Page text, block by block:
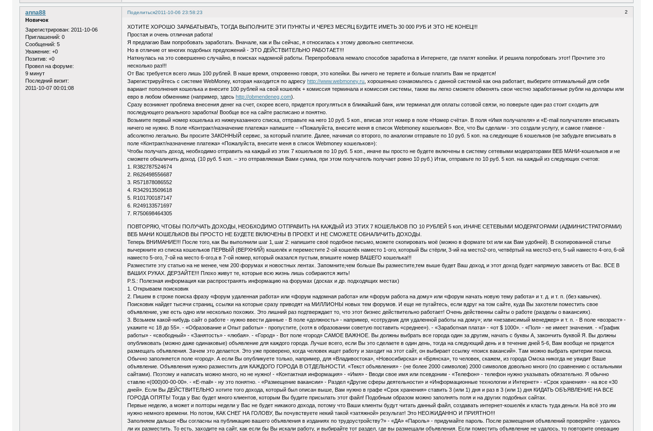
Поделиться 2
2011-10-06 23:58:23
anna88
Новичок
Зарегистрирован: 2011-10-06
Приглашений: 0
Сообщений: 5
Уважение: +0
Позитив: +0
Провел на форуме:
9 минут
Последний визит:
2011-10-07 00:01:08
ХОТИТЕ ХОРОШО ЗАРАБАТЫВАТЬ, ТОГДА ВЫПОЛНИТЕ ЭТИ ПУНКТЫ И ЧЕРЕЗ МЕСЯЦ БУДИТЕ ИМЕТЬ 30 000 РУБ И ЭТО НЕ КОНЕЦ!!!
Простая и очень отличная работа!
Я предлагаю Вам попробовать заработать. Вначале, как и Вы сейчас, я относилась к этому довольно скептически.
Но в отличие от многих подобных предложений - ЭТО ДЕЙСТВИТЕЛЬНО РАБОТАЕТ!!!
Наткнулась на это совершенно случайно‚ в поисках надомной работы. Перепробовала немало способов заработка в Интернете, где платят копейки. И решила попробовать этот! Прочтите это
несколько раз!!!
От Вас требуется всего лишь 100 рублей. В наше время, откровенно говоря, это копейки. Вы ничего не теряете и больше платить Вам не придется!
Зарегистрируйтесь с системе WebMoney, которая находится по адресуhttp://www.webmoney.ru , хорошенько ознакомьтесь с данной системой как она работает, выберите оптимальный для себя
вариант пополнения кошелька и внесите 100 рублей на свой кошелёк + комиссия терминала и комиссия системы, также вы легко сможете обменять свои честно заработанные рубли на доллары или
евро в любом обменнике (например, здесьhttp://obmendeneg.com).
Сразу возникнет проблема внесения денег на счет, скорее всего, придется прогуляться в ближайший банк, или терминал для оплаты сотовой связи, но поверьте один раз стоит сходить для
последующего реального заработка! Вообще все на сайте расписано и понятно.
Возьмите первый номер кошелька из нижеуказанного списка, отправьте на него 10 руб. 5 коп., вписав этот номер в поле «Номер счёта». В поля «Имя получателя» и «E-mail получателя» вписывать
ничего не нужно. В поле «Контракт/назначение платежа» напишите – «Пожалуйста, внесите меня в список Webmoney кошельков». Все, что Вы сделали - это создали услугу, и самое главное -
абсолютно легально. Вы просите ЗАКОННЫЙ сервис, за который платите. Далее, начиная со второго, по аналогии отправьте по 10 руб. 5 коп. на следующие 6 кошельков (не забудьте вписывать в
поле «Контракт/назначение платежа» «Пожалуйста, внесите меня в список Webmoney кошельков»):
Чтобы получать доход, необходимо отправить на каждый из этих 7 кошельков по 10 руб. 5 коп., иначе вы просто не будете включены в систему сетевыми модераторами ВЕБ МАНИ-кошельков и не
сможете обналичить доход. (10 руб. 5 коп. – это отправляемая Вами сумма, при этом получатель получает ровно 10 руб.) Итак, отправьте по 10 руб. 5 коп. на каждый из следующих счетов:
1. R382787524674
2. R626498556687
3. R571878086552
4. R342913509618
5. R101700187147
6. R249133571697
7. R750698464305
ПОВТОРЯЮ‚ ЧТОБЫ ПОЛУЧАТЬ ДОХОДЫ‚ НЕОБХОДИМО ОТПРАВИТЬ НА КАЖДЫЙ ИЗ ЭТИХ 7 КОШЕЛЬКОВ ПО 10 РУБЛЕЙ 5 коп‚ ИНАЧЕ СЕТЕВЫМИ МОДЕРАТОРАМИ (АДМИНИСТРАТОРАМИ)
ВЕБ МАНИ КОШЕЛЬКОВ ВЫ ПРОСТО НЕ БУДЕТЕ ВКЛЮЧЕНЫ В ПРОЕКТ И НЕ СМОЖЕТЕ ОБНАЛИЧИТЬ ДОХОДЫ.
Теперь ВНИМАНИЕ!!! После того‚ как Вы выполнили шаг 1‚ шаг 2: напишите своё подобное письмо‚ можете скопировать моё (можно в формате txt или как Вам удобней). В скопированной статье
вычеркните из списка кошельков ПЕРВЫЙ (ВЕРХНИЙ) кошелёк и переместите 2-ой кошелёк наместо 1-ого‚ который Вы стёрли‚ 3-ий на место2-ого‚ четвёртый на место3-его‚ 5-ый наместо 4-ого‚ 6-ой
наместо 5-ого‚ 7-ой на место 6-ого‚а в 7-ой номер‚ который оказался пустым‚ впишите номер ВАШЕГО кошелька!!!
Разместите эту статью на не менее‚ чем 200 форумах и новостных лентах. Запомните‚чем больше Вы разместите‚тем выше будет Ваш доход‚ и этот доход будет напрямую зависеть от Вас. ВСЕ В
ВАШИХ РУКАХ. ДЕРЗАЙТЕ!!! Плохо живут те, которые всю жизнь лишь собираются жить!
P.S.: Полезная информация как распространять информацию на форумах (досках и др. подходящих местах)
1. Открываем поисковик
2. Пишем в строке поиска фразу «форум удаленная работа» или «форум надомная работа» или «форум работа на дому» или «форум начать новую тему работа» и т. д. и т. п. (без кавычек).
Поисковик найдет тысячи страниц, ссылки на которые сразу приводят на МИЛЛИОНЫ новых тем форумов. И еще не пугайтесь, если вдруг на том сайте, куда Вы захотели поместить свое
объявление, уже есть одно или несколько похожих. Это лишний раз подтверждает то, что этот бизнес действительно работает! Очень действенны сайты о работе (разделы о вакансиях).
3. Возьмем какой-нибудь сайт о работе - нужно ввести данные - В поле «должность» - например, «сотрудник для удаленной работы на дому»; или «независимый менеджер» и т. п. - В поле «возраст» -
укажите «с 18 до 55». - «Образование и Опыт работы» - пропустите, (хотя в образовании советую поставить «среднее»). - «Заработная плата» - «от $ 1000». - «Пол» - не имеет значения. - «График
работы» - «свободный» - «Занятость» - «любая». - «Город» - Вот поле «город» САМОЕ ВАЖНОЕ. Вы должны выбрать все города один за другим, начать с буквы А, закончить буквой Я. Вы должны
опубликовать (можно даже одинаковые) объявление для каждого города. Лучше всего, если Вы это сделаете в один день, тогда на следующий день и в течение дней 5-6, Вам вообще не придется
размещать объявления. Зачем это делается. Это уже проверено, когда человек ищет работу и заходит на этот сайт, он выбирает ссылку «поиск вакансий». Там можно выбрать критерии поиска.
Обычно заполняется поле «город». А если Вы опубликуете только, например, для «Владивостока», «Новосибирска» и «Брянска», то человек, скажем, из города Омска никогда не увидит Ваше
объявление. Объявления нужно разместить для КАЖДОГО ГОРОДА В ОТДЕЛЬНОСТИ. «Текст объявления» - (не более 2000 символов) 2000 символов довольно много (по сравнению с остальными
сайтами). Поэтому и написать можно много, но не нужно! - «Контактная информация» - «Имя» - Вводи свое имя или псевдоним - «Телефон» - телефон нужно указывать обязательно. Я обычно
ставлю «(000)00-00-00». - «E-mail» - ну это понятно. - «Размещение вакансии» - Раздел «Другие сферы деятельности» и «Информационные технологии и Интернет» - «Срок хранения» - на все «30
дней». Если Вы ДЕЙСТВИТЕЛЬНО хотите того дохода, который был описан выше, Вам нужно в графе «Срок хранения» ставить 3 (или 1) дня и раз в 3 (или 1) дня КИДАТЬ ОБЪЯВЛЕНИЕ НА ВСЕ
ГОРОДА ОПЯТЬ! Тогда у Вас будет много клиентов, которым Вы будите присылать этот файл! Подобным образом можно заполнять поля и на других подобных сайтах.
Первые неделю, а может и полторы недели у Вас не будет никакого дохода, потому что Ваши клиенты будут читать данный файл, создавать интернет-кошелёк и класть туда деньги. На всё это им
нужно немного времени. Но потом, КАК СНЕГ НА ГОЛОВУ, Вы почувствуете некий такой «затяжной» результат! Это НЕОЖИДАННО И ПРИЯТНО!!!
Заполняем дальше «Вы согласны на публикацию вашего объявления в изданиях по трудоустройству?» - «ДА» «Пароль» - придумайте пароль. После размещения объявлений проверяйте - удалось
ли их разместить. То есть, заходите на сайт, как если бы Вы искали работу, и выбирайте тот раздел, где вы размещали объявления. Если поместить объявление не удалось, то повторите операцию